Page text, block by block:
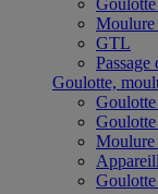
Goulotte
Moulure
GTL
Passage
Goulotte,
Moulure
Goulotte